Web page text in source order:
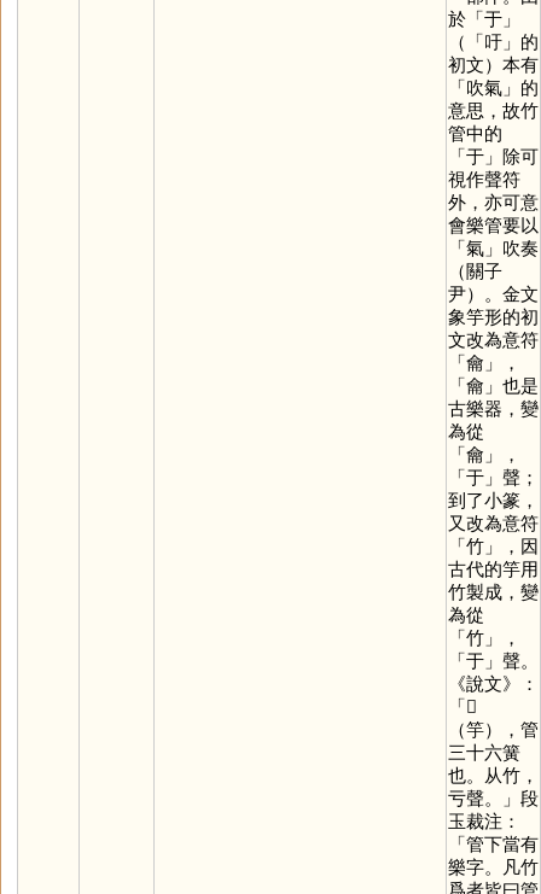
於「于」
（「吁」的
初文）本有
「吹氣」的
意思，故竹
管中的
「于」除可
視作聲符
外，亦可意
會樂管要以
「氣」吹奏
（關子
尹）。金文
象竽形的初
文改為意符
「龠 」，
「龠 」也是
古樂器，變
為從
「龠 」，
「于」聲；
到了小篆，
又改為意符
「竹」，因
古代的竽用
竹製成，變
為從
「竹」，
「于」聲。
《說文》：
「𥫡
（竽），管
三十六簧
也。从竹，
亏聲。」段
玉裁注：
「管下當有
樂字。凡竹
爲者皆曰管